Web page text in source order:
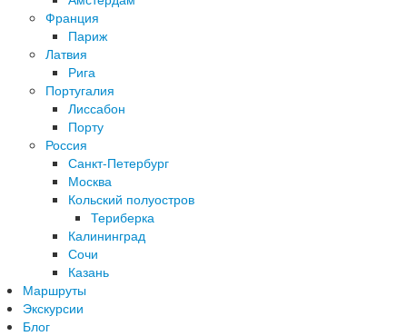
Франция
Париж
Латвия
Рига
Португалия
Лиссабон
Порту
Россия
Санкт-Петербург
Москва
Кольский полуостров
Териберка
Калининград
Сочи
Казань
Маршруты
Экскурсии
Блог